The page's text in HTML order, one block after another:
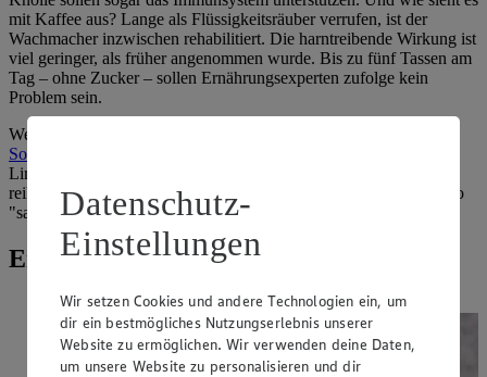
mit Kaffee aus? Lange als Flüssigkeitsräuber verrufen, ist der
Wachmacher inzwischen rehabilitiert. Die harntreibende Wirkung ist
viel geringer, als früher angenommen wurde. Bis zu fünf Tassen am
Tag – ohne Zucker – sollen Ernährungsexperten zufolge kein
Problem sein.
Wer kalte Getränke bevorzugt, kann sich im kreativen Fundus der
Sommergetränke-Rezepte
Limonade selber machen. Auch ein In-Getränk wie der Switchel
reiht sich in die Liste der gesunden Getränke ein. Nach dem Motto
"sauer macht lustig" sorgt hier Essig für den Erfrischungskick.
Erfrischend anders
Datenschutz-
Einstellungen
Wir setzen Cookies und andere Technologien ein, um
dir ein bestmögliches Nutzungserlebnis unserer
Website zu ermöglichen. Wir verwenden deine Daten,
um unsere Website zu personalisieren und dir